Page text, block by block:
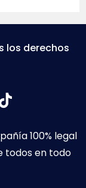
los derechos
100% legal
todos en todo